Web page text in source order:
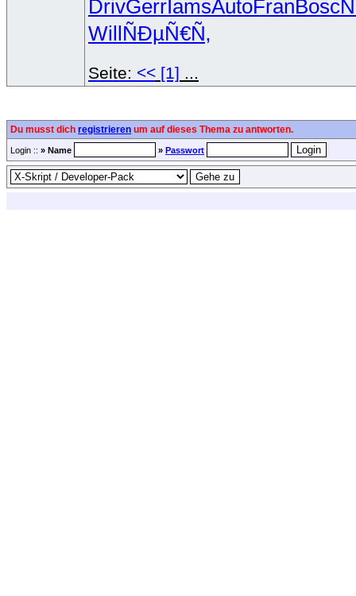
DrivGerrIamsAutoFranBosc
Will ÑÐµÑ€Ñ‚
Seite: << [1] ...
Du musst dich registrieren um auf dieses Thema zu antworten.
Login :: » Name » Passwort